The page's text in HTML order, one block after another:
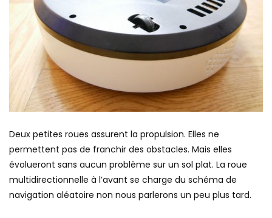
Deux petites roues assurent la propulsion. Elles ne
permettent pas de franchir des obstacles. Mais elles
évolueront sans aucun problème sur un sol plat. La roue
multidirectionnelle à l’avant se charge du schéma de
navigation aléatoire non nous parlerons un peu plus tard.